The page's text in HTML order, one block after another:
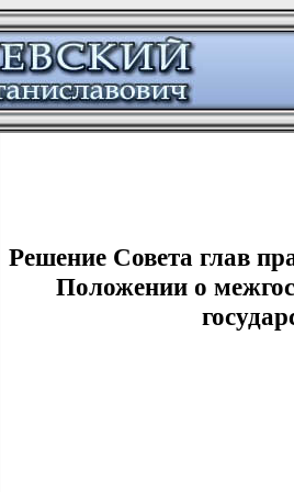
Решение Совета глав
Положении о